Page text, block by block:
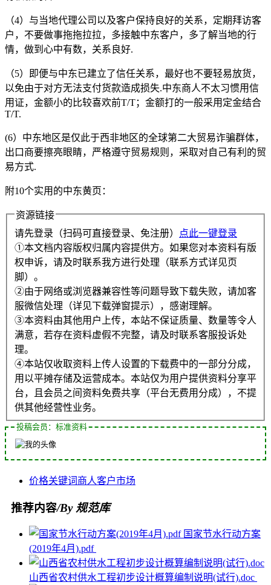
（4）与当地代理公司以及客户保持良好的关系，定期拜访客
户，不要做事拖拖拉拉，多接触中东客户，多了解当地的行
情，做到心中有数，关系良好.
（5）即便与中东已建立了信任关系，最好也不要轻易放货，
以免由于对方无法支付货款造成损失.中东商人不太习惯用信
用证，金额小的比较喜欢前T/T；金额打的一般采用定金结合
T/T.
(6）中东地区是仅此于西非地区的全球第二大贸易诈骗群体，
出口商要擦亮眼睛，严格遵守贸易规则，采取对自己有利的贸
易方式.
附10个实用的中东黄页：
资源链接
请先登录（扫码可直接登录、免注册）
点此一键登录
①本文档内容版权归属内容提供方。如果您对本资料有版
权申诉，请及时联系我方进行处理（联系方式详见页
脚）。
②由于网络或浏览器兼容性等问题导致下载失败，请加客
服微信处理（详见下载弹窗提示），感谢理解。
③本资料由其他用户上传，本站不保证质量、数量等令人
满意，若存在资料虚假不完整，请及时联系客服投诉处
理。
④本站仅收取资料上传人设置的下载费中的一部分分成，
用以平摊存储及运营成本。本站仅为用户提供资料分享平
台，且会员之间资料免费共享（平台无费用分成），不提
供其他经营性业务。
投稿会员：标准资料
价格关键词 商人客户市场
推荐内容/By 规范库
国家节水行动方案
(2019年4月).pdf
山西省农村供水工程初步设计概算编制说明(试行).doc